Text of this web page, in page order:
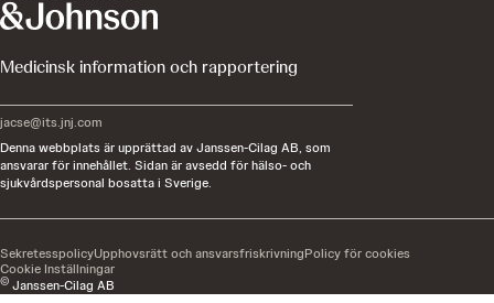
Medicinsk information och rapportering
jacse@its.jnj.com
Denna webbplats är upprättad av Janssen-Cilag AB, som
ansvarar för innehållet. Sidan är avsedd för hälso- och
sjukvårdspersonal bosatta i Sverige.
© Janssen-Cilag AB
SekretesspolicyUpphovsrätt och ansvarsfriskrivningPolicy för cookies
Cookie Inställningar